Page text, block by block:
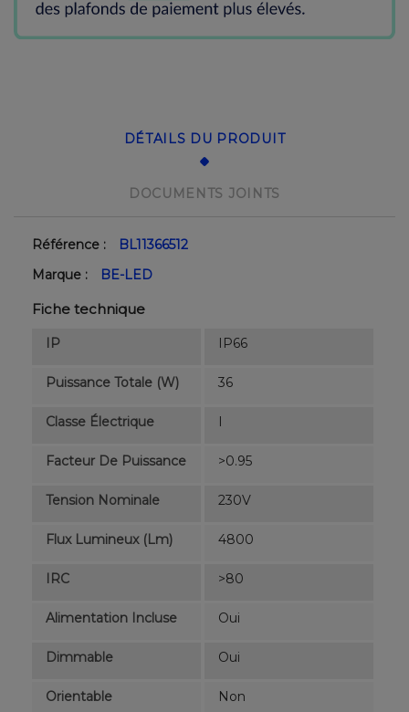
DÉTAILS DU PRODUIT
DOCUMENTS JOINTS
Référence :
BL11366512
Marque :
BE-LED
Fiche technique
IP IP66
Puissance Totale (W) 36
Classe Électrique I
Facteur De Puissance >0.95
Tension Nominale 230V
Flux Lumineux (lm) 4800
IRC >80
Alimentation Incluse Oui
Dimmable Oui
Orientable Non